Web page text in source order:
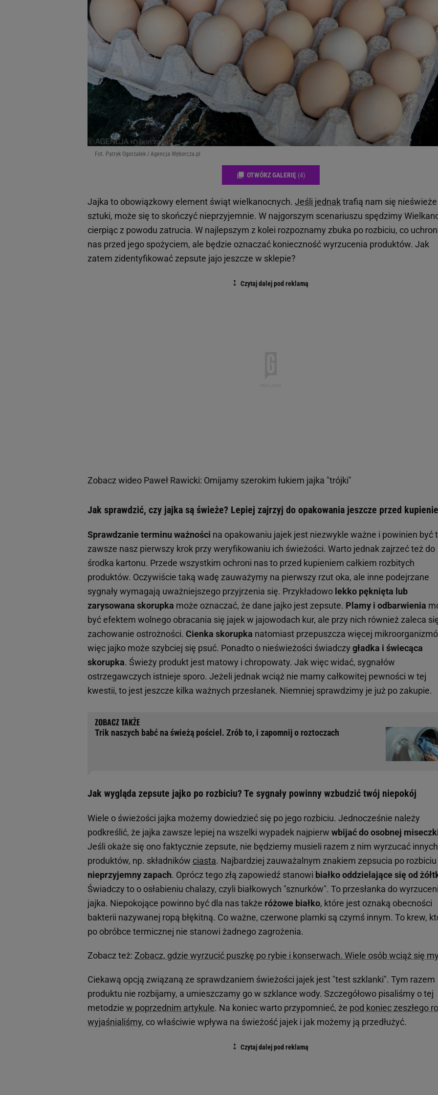
Fot. Patryk Ogorzałek / Agencja Wyborcza.pl
OTWÓRZ GALERIĘ (4)
Jajka to obowiązkowy element świąt wielkanocnych. Jeśli jednaktrafią nam się nieświeże
sztuki, może się to skończyć nieprzyjemnie. W najgorszym scenariuszu spędzimy
cierpiąc z powodu zatrucia. W najlepszym z kolei rozpoznamy zbuka po rozbiciu, co
nas przed jego spożyciem, ale będzie oznaczać konieczność wyrzucenia produktów. Jak
zatem zidentyfikować zepsute jajo jeszcze w sklepie?
Zobacz wideo Paweł Rawicki: Omijamy szerokim łukiem jajka "trójki"
Jak sprawdzić, czy jajka są świeże? Lepiej zajrzyj do opakowania jeszcze przed
Sprawdzanie terminu ważności na opakowaniu jajek jest niezwykle ważne i powinien być
zawsze nasz pierwszy krok przy weryfikowaniu ich świeżości. Warto jednak zajrzeć też do
środka kartonu. Przede wszystkim ochroni nas to przed kupieniem całkiem rozbitych
produktów. Oczywiście taką wadę zauważymy na pierwszy rzut oka, ale inne podejrzane
sygnały wymagają uważniejszego przyjrzenia się. Przykładowo lekko pęknięta lub
zarysowana skorupka może oznaczać, że dane jajko jest zepsute. Plamy i odbarwienia
być efektem wolnego obracania się jajek w jajowodach kur, ale przy nich również zaleca
zachowanie ostrożności. Cienka skorupka natomiast przepuszcza więcej
więc jajko może szybciej się psuć. Ponadto o nieświeżości świadczy gładka i świecąca
skorupka. Świeży produkt jest matowy i chropowaty. Jak więc widać, sygnałów
ostrzegawczych istnieje sporo. Jeżeli jednak wciąż nie mamy całkowitej pewności w tej
kwestii, to jest jeszcze kilka ważnych przesłanek. Niemniej sprawdzimy je już po zakupie.
Trik naszych babć na świeżą pościel. Zrób to, i zapomnij o roztoczach
Jak wygląda zepsute jajko po rozbiciu? Te sygnały powinny wzbudzić twój niepokój
Wiele o świeżości jajka możemy dowiedzieć się po jego rozbiciu. Jednocześnie należy
podkreślić, że jajka zawsze lepiej na wszelki wypadek najpierw wbijać do osobnej
Jeśli okaże się ono faktycznie zepsute, nie będziemy musieli razem z nim wyrzucać innych
produktów, np. składników ciasta. Najbardziej zauważalnym znakiem zepsucia po
nieprzyjemny zapach. Oprócz tego złą zapowiedź stanowi białko oddzielające się od
Świadczy to o osłabieniu chalazy, czyli białkowych "sznurków". To przesłanka do
jajka. Niepokojące powinno być dla nas także różowe białko, które jest oznaką obecności
bakterii nazywanej ropą błękitną. Co ważne, czerwone plamki są czymś innym. To krew,
po obróbce termicznej nie stanowi żadnego zagrożenia.
Zobacz też: Zobacz, gdzie wyrzucić puszkę po rybie i konserwach. Wiele osób wciąż się
Ciekawą opcją związaną ze sprawdzaniem świeżości jajek jest "test szklanki". Tym razem
produktu nie rozbijamy, a umieszczamy go w szklance wody. Szczegółowo pisaliśmy o tej
metodzie w poprzednim artykule. Na koniec warto przypomnieć, że pod koniec zeszłego
wyjaśnialiśmy, co właściwie wpływa na świeżość jajek i jak możemy ją przedłużyć.